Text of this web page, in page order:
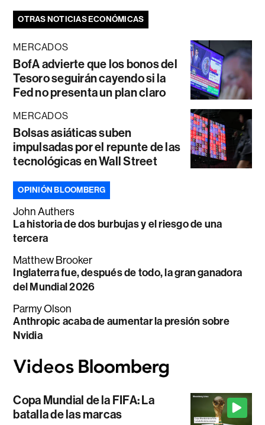
OTRAS NOTICIAS ECONÓMICAS
MERCADOS
BofA advierte que los bonos del
Tesoro seguirán cayendo si la
Fed no presenta un plan claro
MERCADOS
Bolsas asiáticas suben
impulsadas por el repunte de las
tecnológicas en Wall Street
OPINIÓN BLOOMBERG
John Authers
La historia de dos burbujas y el riesgo de una
tercera
Matthew Brooker
Inglaterra fue, después de todo, la gran ganadora
del Mundial 2026
Parmy Olson
Anthropic acaba de aumentar la presión sobre
Nvidia
Copa Mundial de la FIFA: La
batalla de las marcas